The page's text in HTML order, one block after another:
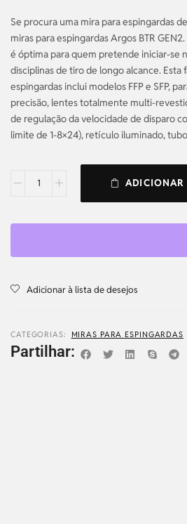
Se procura uma mira para espingardas
miras para espingardas Argos BTR
é óptima para quem pretende iniciar-se
disciplinas de tiro de longo alcance. Esta
espingardas inclui modelos FFP e SFP,
precisão, lentes totalmente multi-
de regulação da velocidade de disparo
limite de 1-8×24), retículo iluminado,
ADICIONAR
Adicionar à lista de desejos
CATEGORIAS: MIRAS PARA ESPINGARDAS
Partilhar: